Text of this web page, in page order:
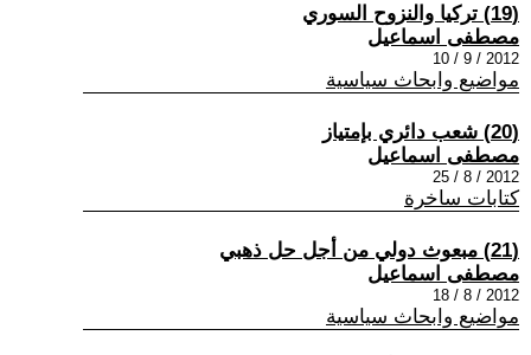
(19) تركيا والنزوح السوري
مصطفى اسماعيل
2012 / 9 / 10
مواضيع وابحاث سياسية
(20) شعب دائري بإمتياز
مصطفى اسماعيل
2012 / 8 / 25
كتابات ساخرة
(21) مبعوث دولي من أجل حل ذهبي
مصطفى اسماعيل
2012 / 8 / 18
مواضيع وابحاث سياسية